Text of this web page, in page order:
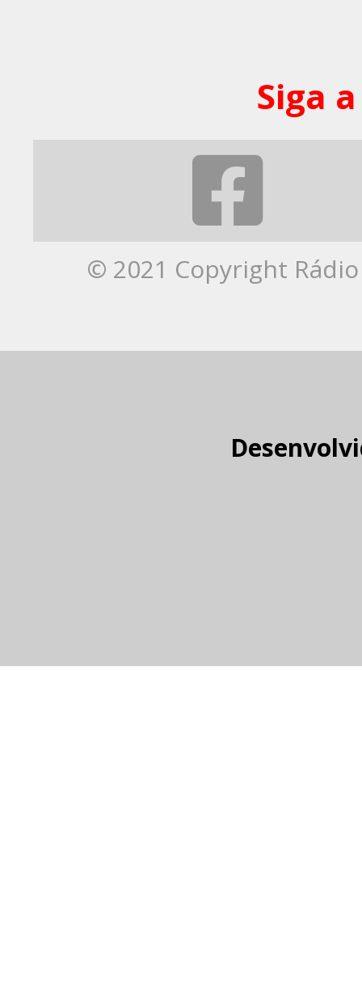
Siga
© 2021 Copyright